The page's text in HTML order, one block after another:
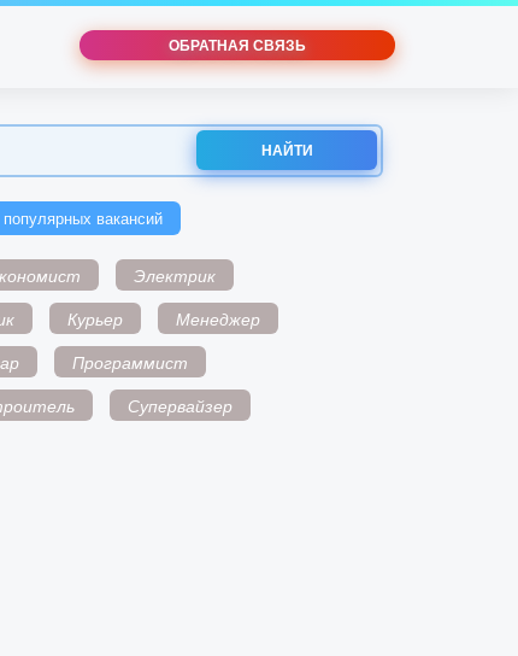
ОБРАТНАЯ СВЯЗЬ
НАЙТИ
вакансий
Электрик
Курьер
Менеджер
Программист
Супервайзер